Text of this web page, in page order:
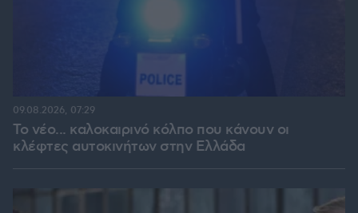
Το νέο... καλοκαιρινό κόλπο που κάνουν οι
κλέφτες αυτοκινήτων στην Ελλάδα
09.08.2026, 07:29